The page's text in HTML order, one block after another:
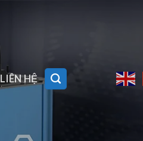
LIÊN HỆ